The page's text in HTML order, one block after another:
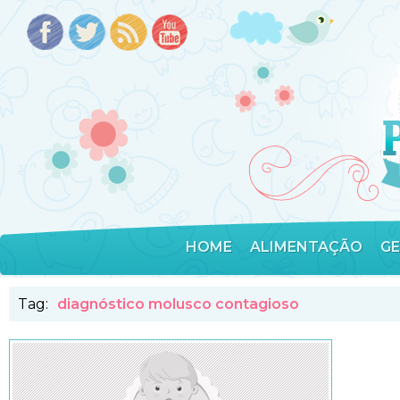
HOME ALIMENTAÇÃO
Tag: diagnóstico molusco contagioso